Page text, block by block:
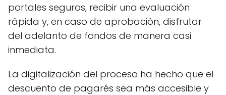
portales seguros, recibir una evaluación
rápida y, en caso de aprobación, disfrutar
del adelanto de fondos de manera casi
inmediata.
La digitalización del proceso ha hecho que el
descuento de pagarés sea más accesible y